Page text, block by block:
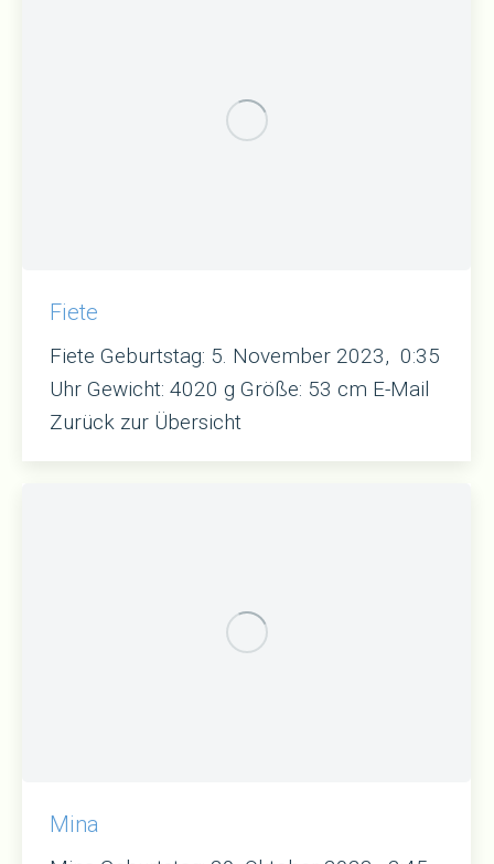
Fiete
Fiete Geburtstag: 5. November 2023, 0:35
Uhr Gewicht: 4020 g Größe: 53 cm E-Mail
Zurück zur Übersicht
Mina